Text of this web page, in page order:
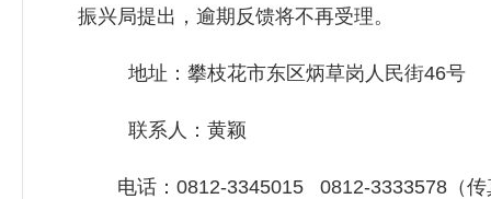
振兴局提出，逾期反馈将不再受理。
地址：攀枝花市东区炳草岗人民街46号
联系人：黄颖
电话：0812-3345015 0812-3333578（传